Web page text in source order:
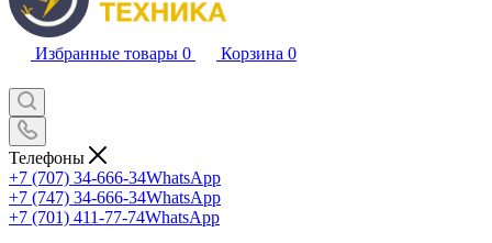
Избранные товары 0 Корзина 0
Телефоны
+7 (707) 34-666-34WhatsApp
+7 (747) 34-666-34WhatsApp
+7 (701) 411-77-74WhatsApp